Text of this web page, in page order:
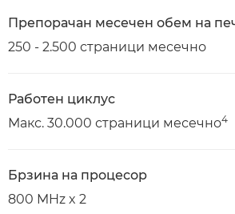
Препорачан месечен обем на
250 - 2.500 страници месечно
Работен циклус
Макс. 30.000 страници месечно4
Брзина на процесор
800 MHz x 2